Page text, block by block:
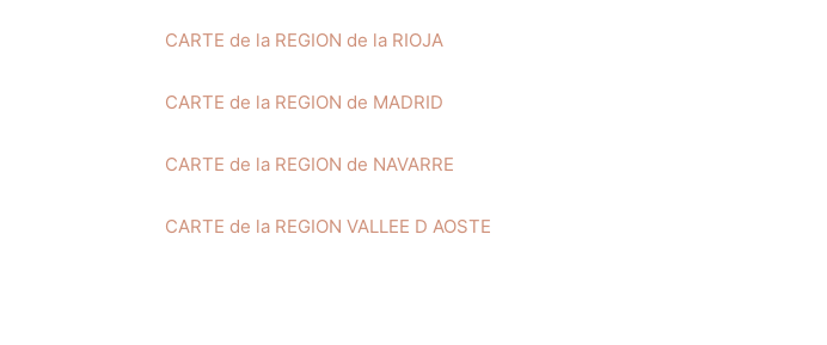
CARTE de la REGION de la RIOJA
CARTE de la REGION de MADRID
CARTE de la REGION de NAVARRE
CARTE de la REGION VALLEE D AOSTE